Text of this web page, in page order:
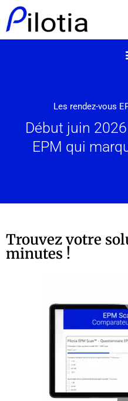
Les rendez-vous
Début juin
EPM qui
Trouvez votre
minutes !